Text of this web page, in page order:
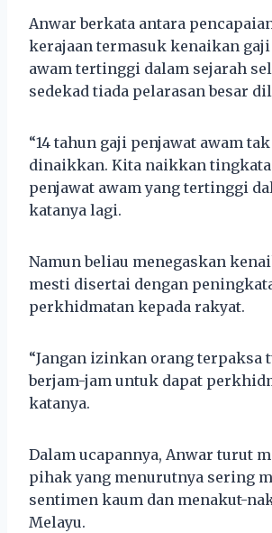
Anwar berkata antara
kerajaan termasuk kenaikan
awam tertinggi dalam sejarah
sedekad tiada pelarasan besar
“14 tahun gaji penjawat awam
dinaikkan. Kita naikkan
penjawat awam yang tertinggi
katanya lagi.
Namun beliau menegaskan
mesti disertai dengan
perkhidmatan kepada rakyat.
“Jangan izinkan orang terpaksa
berjam-jam untuk dapat
katanya.
Dalam ucapannya, Anwar turut
pihak yang menurutnya sering
sentimen kaum dan menakut-
Melayu.